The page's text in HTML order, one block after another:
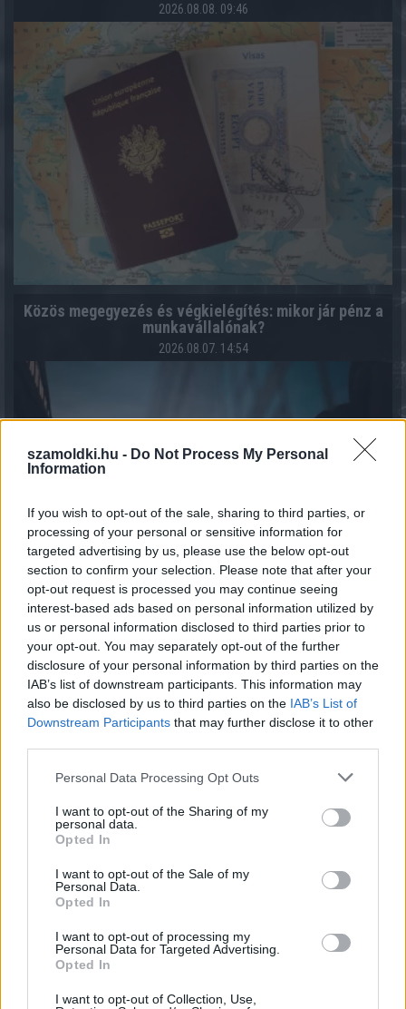
szamoldki.hu - Do Not Process My Personal
Information
If you wish to opt-out of the sale, sharing to third parties, or
processing of your personal or sensitive information for
targeted advertising by us, please use the below opt-out
section to confirm your selection. Please note that after your
opt-out request is processed you may continue seeing
interest-based ads based on personal information utilized by
us or personal information disclosed to third parties prior to
your opt-out. You may separately opt-out of the further
disclosure of your personal information by third parties on the
IAB’s list of downstream participants. This information may
also be disclosed by us to third parties on the IAB’s List of
Downstream Participants that may further disclose it to other
Please note that this website/app uses one or more Google
not limited to your visit or usage behaviour. You may click to
grant or deny consent to Google and its third-party tags to
use your data for below specified purposes in below Google
consent section.
Personal Data Processing Opt Outs
I want to opt-out of the Sharing of my
personal data.
Opted In
I want to opt-out of the Sale of my
Personal Data.
Opted In
I want to opt-out of processing my
Personal Data for Targeted Advertising.
Opted In
I want to opt-out of Collection, Use,
2026.08.08. 09:46
Közös megegyezés és végkielégítés: mikor jár pénz a
munkavállalónak?
2026.08.07. 14:54
7 módszer, ahogy a háztartások csökkenteni tudják a
villamos energia fogyasztásukat
2026.08.07. 13:25